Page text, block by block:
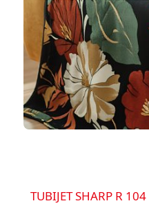
TUBIJET SHARP R 104